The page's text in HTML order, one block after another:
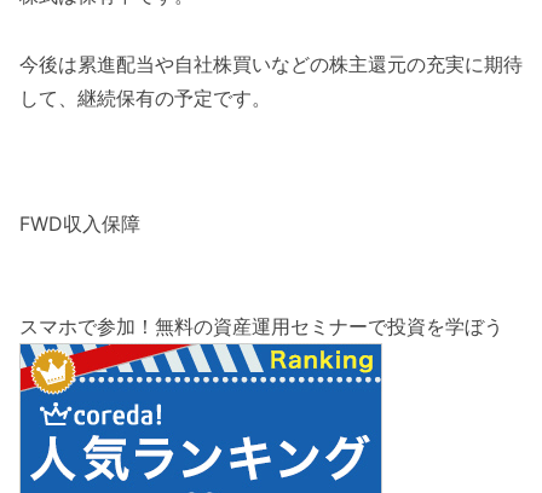
今後は累進配当や自社株買いなどの株主還元の充実に期待
して、継続保有の予定です。
FWD収入保障
スマホで参加！無料の資産運用セミナーで投資を学ぼう